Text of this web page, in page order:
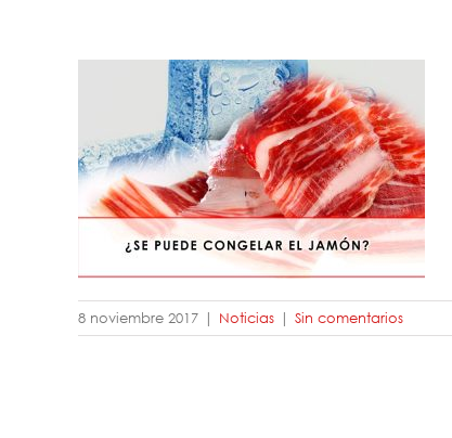
¿Se puede congelar el jamón?
8 noviembre 2017 | Noticias | Sin comentarios